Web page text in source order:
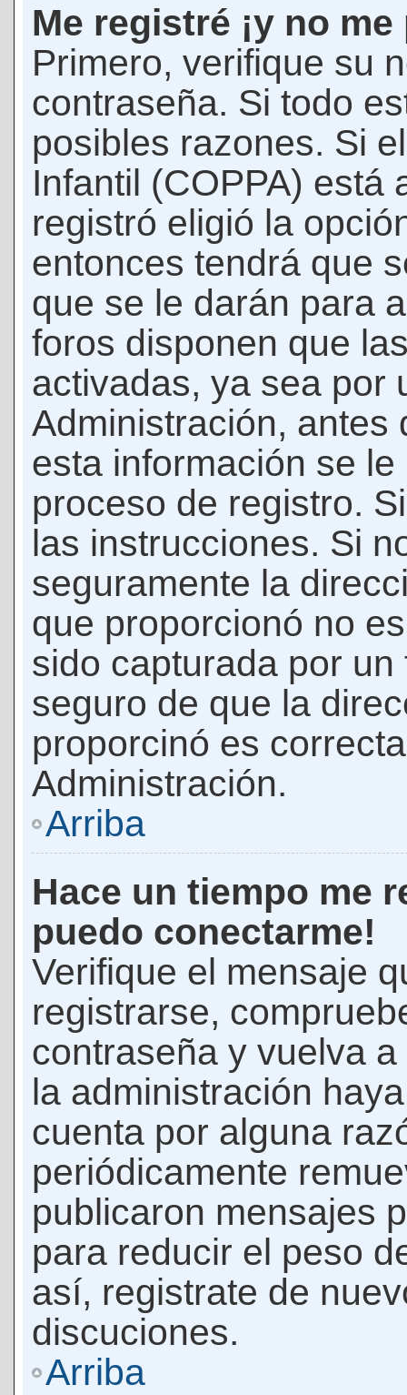
Me registré ¡y no
Primero, verifique su
contraseña. Si todo
posibles razones. Si
Infantil (COPPA) está
registró eligió la
entonces tendrá que
que se le darán para
foros disponen que
activadas, ya sea por
Administración, antes
esta información se
proceso de registro.
las instrucciones. Si
seguramente la
que proporcionó no
sido capturada por
seguro de que la
proporcinó es
Administración.
Arriba
Hace un tiempo me
puedo conectarme!
Verifique el mensaje
registrarse,
contraseña y vuelva
la administración
cuenta por alguna
periódicamente
publicaron mensajes
para reducir el peso
así, registrate de
discuciones.
Arriba